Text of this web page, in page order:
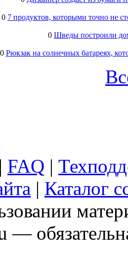
0 7 продуктов, которыми точно не
0 Шведы построили
0 Рюкзак на солнечных батареях,
| FAQ |
| Каталог
—